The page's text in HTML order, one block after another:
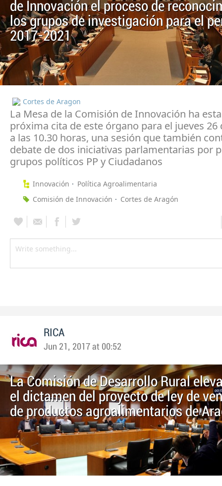
de Innovación el proceso de
los grupos de investigación para el
2017-2021
Cortes de Aragon
La Mesa de la Comisión de Innovación ha
próxima cita de este órgano para el jueves 26
a las 10.30 horas, una sesión que también
debate de dos iniciativas parlamentarias por
grupos políticos PP y Ciudadanos
Innovación
Política Agroalimentaria
Comisión de Innovación
Cortes de Aragón
RICA
Jun 21, 2017 at 00:52
La Comisión de Desarrollo Rural
el dictamen del proyecto de ley de
de productos agroalimentarios de